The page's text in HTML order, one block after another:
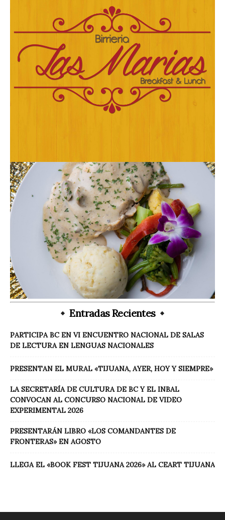
Entradas Recientes
PARTICIPA BC EN VI ENCUENTRO NACIONAL DE SALAS
DE LECTURA EN LENGUAS NACIONALES
PRESENTAN EL MURAL «TIJUANA, AYER, HOY Y SIEMPRE»
LA SECRETARÍA DE CULTURA DE BC Y EL INBAL
CONVOCAN AL CONCURSO NACIONAL DE VIDEO
EXPERIMENTAL 2026
PRESENTARÁN LIBRO «LOS COMANDANTES DE
FRONTERAS» EN AGOSTO
LLEGA EL «BOOK FEST TIJUANA 2026» AL CEART TIJUANA